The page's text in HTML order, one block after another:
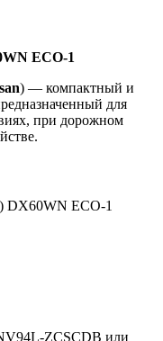
ECO-1
) — компактный и
для
при дорожном
DX60WN ECO-1
ZCSCDB или